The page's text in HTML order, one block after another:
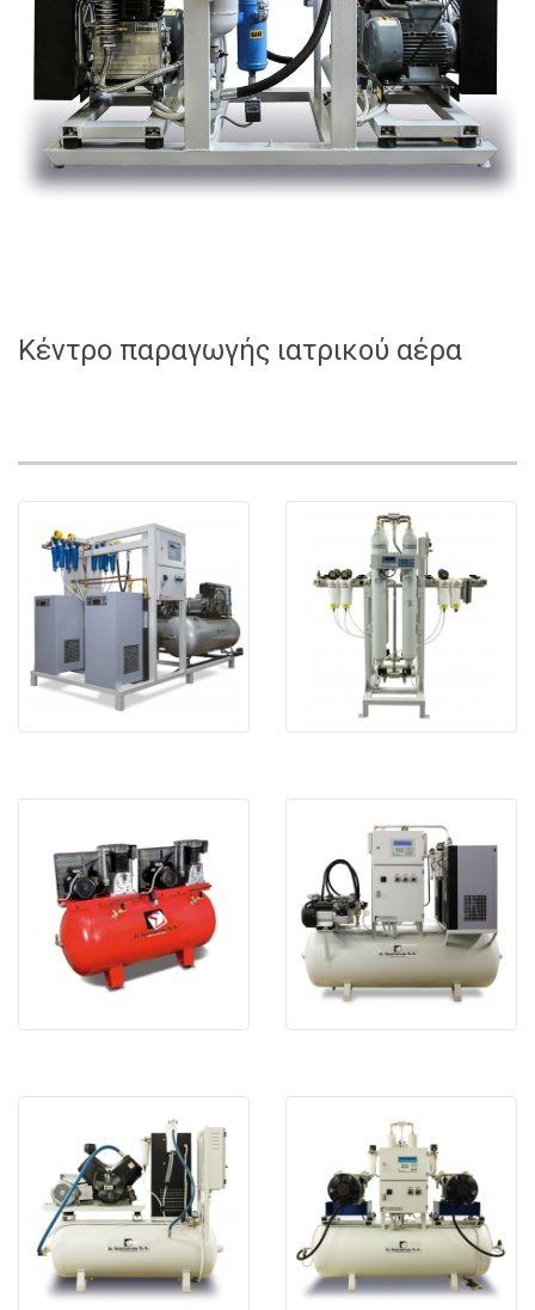
Κέντρο παραγωγής ιατρικού αέρα